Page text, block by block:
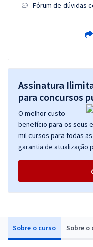
Sobre o curso Sobre o
Fórum de dúvidas
Assinatura
para concursos
O melhor custo
benefício para os seus
mil cursos para todas
garantia de atualização